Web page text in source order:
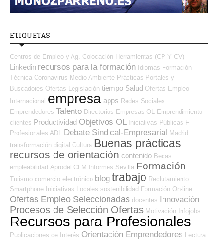
ETIQUETAS
Centros de Empleo y Ag. Colocación Herramientas (CP Y CV)
Linkedin recursos para la formación Idiomas Formación
Técnica Coronavirus Medio Ambiente Prácticas Portales y
Buscadores Ofertas Legislación tiempo Salud Ofertas Empleo
Internacional empresa apps Redes Sociales
Emprendedores Talento Directorios Empresas OL Emprendimiento
clientes Productividad Objetivos OL Iniciativas Públicas F
Profesionales ADL Debate Sindical-Empresarial Madrid
transformación digital Cultura Buenas prácticas
recursos de orientación contenido Becas
empleabilidad Aprodel CLM Informes Sevilla Formación
Turismo comercio electrónico blog trabajo Reclutamiento
Smartphone Iniciativas Locales sostenibilidad Formación On-line
Ofertas Empleo Seleccionadas docentes Innovación
Procesos de Selección Ofertas Motivación Infojobs
Recursos para Profesionales
Publicaciones de Interés Orientación Emprendedores Lectura